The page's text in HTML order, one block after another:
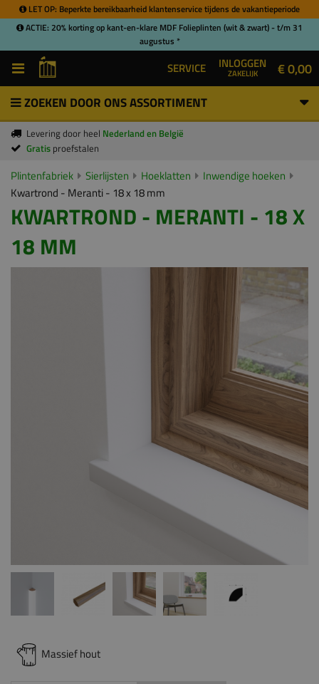
LET OP: Beperkte bereikbaarheid klantenservice tijdens de vakantieperiode
ACTIE: 20% korting op kant-en-klare MDF Folieplinten (wit & zwart) - t/m 31
augustus *
SERVICE INLOGGEN
ZAKELIJK € 0,00
ZOEKEN DOOR ONS ASSORTIMENT
Levering door heel Nederland en België
Gratis proefstalen
Plintenfabriek Sierlijsten Hoeklatten
Inwendige hoeken
Kwartrond - Meranti - 18 x 18 mm
KWARTROND - MERANTI - 18 X
18 MM
Massief hout